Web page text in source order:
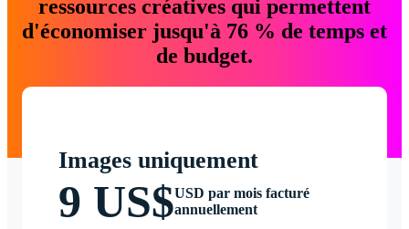
ressources créatives qui permettent
d'économiser jusqu'à 76 % de temps et
de budget.
Images uniquement
9 US$USD par mois facturé
annuellement